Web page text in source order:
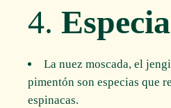
4.
La nuez moscada, el
pimentón son especias que
espinacas.